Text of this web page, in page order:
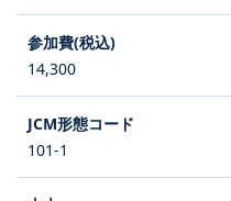
14,300
101-1